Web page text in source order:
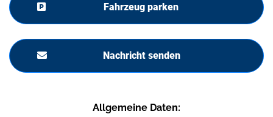
Fahrzeug parken
Nachricht senden
Allgemeine Daten: